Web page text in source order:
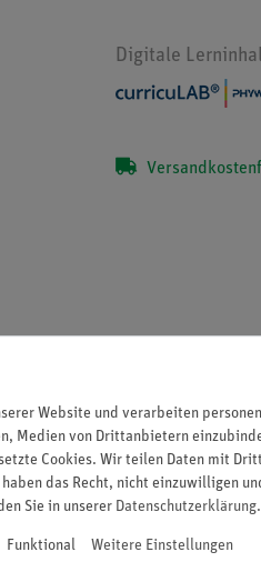
Digitale
ein einfallendes
Website und verarbeiten
Medien von Drittanbietern
Cookies. Wir teilen Daten mit
das Recht, nicht einzuwilligen
Sie in unserer Daten­schutz­erklärung.
Funktional Weitere Einstellungen